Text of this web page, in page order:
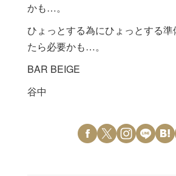
かも…。
ひょっとする為にひょっとする
たら必要かも…。
BAR BEIGE
谷中